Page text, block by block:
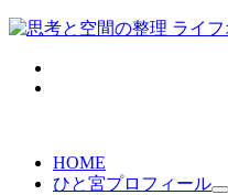
HOME
ひと宮プロフィール